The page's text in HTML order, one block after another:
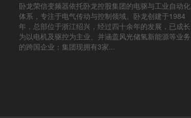
卧龙荣信变频器依托卧龙控股集团的电驱与工业自动化
体系，专注于电气传动与控制领域。卧龙创建于1984
年，总部位于浙江绍兴，经过四十余年的发展，已成长
为以电机及驱控为主业、并涵盖风光储氢新能源等业务
的跨国企业；集团现拥有3家...